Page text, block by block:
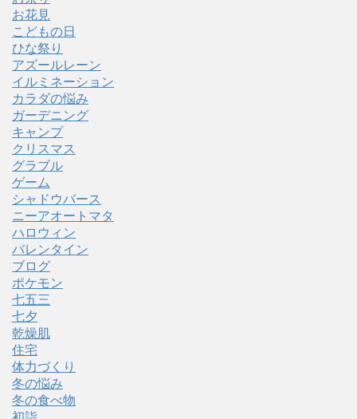
お花見
こどもの日
ひな祭り
アズールレーン
イルミネーション
カラダの悩み
ガーデニング
キャンプ
クリスマス
グラブル
ゲーム
シャドウバース
ニーアオートマタ
ハロウィン
バレンタイン
ブログ
ポケモン
七五三
七夕
乾燥肌
住宅
体力づくり
冬の悩み
冬の食べ物